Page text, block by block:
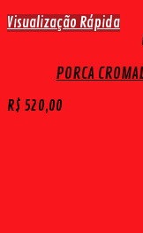
Visualização Rápida
PORCA
R$ 520,00